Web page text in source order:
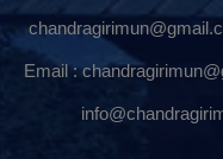
Email :